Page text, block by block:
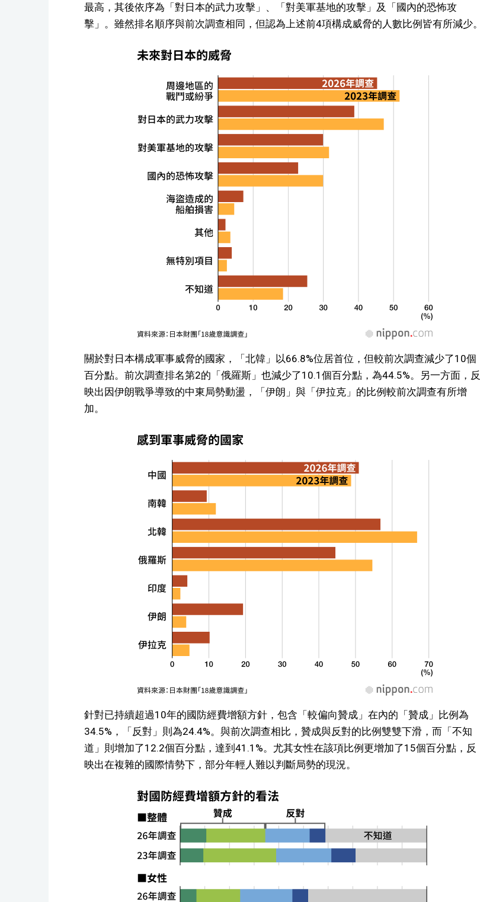
最高，其後依序為「對日本的武力攻擊」、「對美軍基地的攻擊」及「國內的恐怖攻
擊」。雖然排名順序與前次調查相同，但認為上述前4項構成威脅的人數比例皆有所減少。
關於對日本構成軍事威脅的國家，「北韓」以66.8%位居首位，但較前次調查減少了10個
百分點。前次調查排名第2的「俄羅斯」也減少了10.1個百分點，為44.5%。另一方面，反
映出因伊朗戰爭導致的中東局勢動盪，「伊朗」與「伊拉克」的比例較前次調查有所增
加。
針對已持續超過10年的國防經費增額方針，包含「較偏向贊成」在內的「贊成」比例為
34.5%，「反對」則為24.4%。與前次調查相比，贊成與反對的比例雙雙下滑，而「不知
道」則增加了12.2個百分點，達到41.1%。尤其女性在該項比例更增加了15個百分點，反
映出在複雜的國際情勢下，部分年輕人難以判斷局勢的現況。